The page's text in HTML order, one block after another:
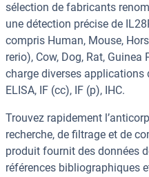
sélection de fabricants
une détection précise de
compris Human, Mouse,
rerio), Cow, Dog, Rat, Guinea
charge diverses applications
ELISA, IF (cc), IF (p), IHC.
Trouvez rapidement
recherche, de filtrage et de
produit fournit des données
références bibliographiques